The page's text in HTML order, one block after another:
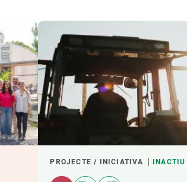
PROJECTE / INICIATIVA INACTIU